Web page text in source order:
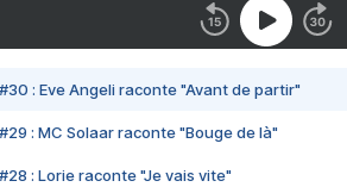
#30 : Eve Angeli raconte "Avant de partir"
#29 : MC Solaar raconte "Bouge de là"
#28 : Lorie raconte "Je vais vite"